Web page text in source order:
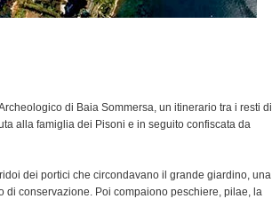
di Baia Sommersa, un itinerario tra i resti di
alla famiglia dei Pisoni e in seguito confiscata da
dei portici che circondavano il grande giardino, una
di conservazione. Poi compaiono peschiere, pilae, la